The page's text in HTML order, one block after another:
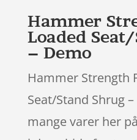
Hammer
Loaded
– Demo
Hammer Strength
Seat/Stand Shrug
mange varer her